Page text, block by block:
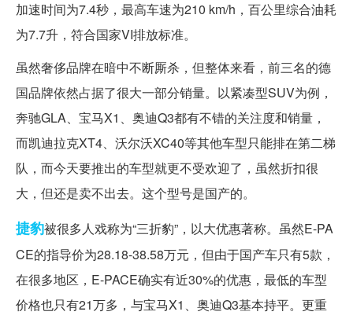
加速时间为7.4秒，最高车速为210 km/h，百公里综合油耗
为7.7升，符合国家VI排放标准。
虽然奢侈品牌在暗中不断厮杀，但整体来看，前三名的德
国品牌依然占据了很大一部分销量。以紧凑型SUV为例，
奔驰GLA、宝马X1、奥迪Q3都有不错的关注度和销量，
而凯迪拉克XT4、沃尔沃XC40等其他车型只能排在第二梯
队，而今天要推出的车型就更不受欢迎了，虽然折扣很
大，但还是卖不出去。这个型号是国产的。
捷豹被很多人戏称为“三折豹”，以大优惠著称。虽然E-PA
CE的指导价为28.18-38.58万元，但由于国产车只有5款，
在很多地区，E-PACE确实有近30%的优惠，最低的车型
价格也只有21万多，与宝马X1、奥迪Q3基本持平。更重